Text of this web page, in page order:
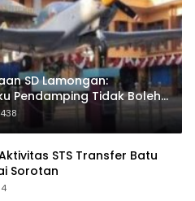
SD Lamongan:
Pendamping Tidak Boleh
438
STS Transfer Batu
Sorotan